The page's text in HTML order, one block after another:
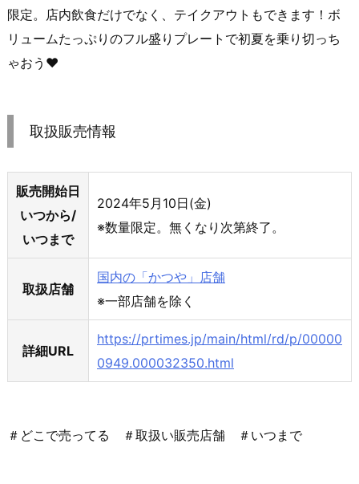
限定。店内飲食だけでなく、テイクアウトもできます！ボ
リュームたっぷりのフル盛りプレートで初夏を乗り切っち
ゃおう♥
取扱販売情報
販売開始⽇
いつから/
いつまで
2024年5⽉10⽇(金)
※数量限定。無くなり次第終了。
取扱店舗
国内の「かつや」店舗
※⼀部店舗を除く
詳細URL
https://prtimes.jp/main/html/rd/p/00000
0949.000032350.html
＃どこで売ってる ＃取扱い販売店舗 ＃いつまで